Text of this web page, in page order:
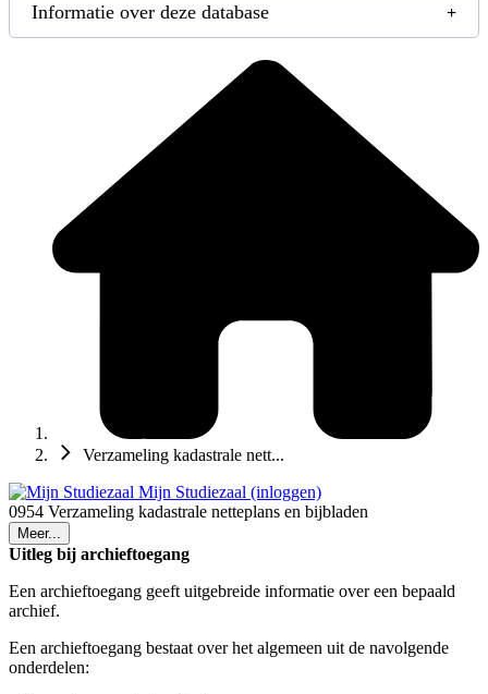
Informatie over deze database
Verzameling kadastrale nett...
Mijn Studiezaal (inloggen)
0954 Verzameling kadastrale netteplans en bijbladen
Meer...
Uitleg bij archieftoegang
Een archieftoegang geeft uitgebreide informatie over een bepaald
archief.
Een archieftoegang bestaat over het algemeen uit de navolgende
onderdelen: